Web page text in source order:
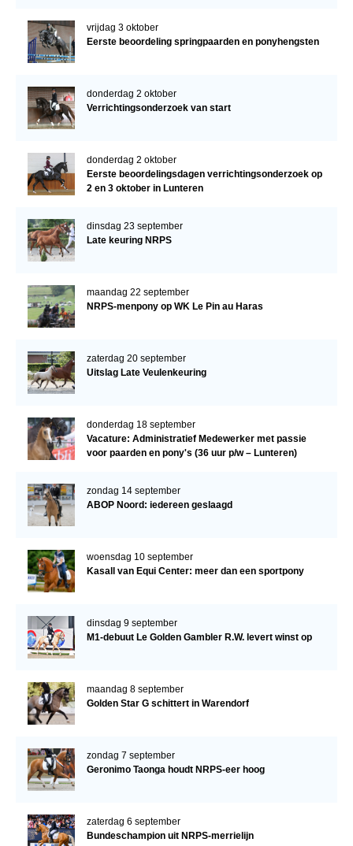
vrijdag 3 oktober
Eerste beoordeling springpaarden en ponyhengsten
donderdag 2 oktober
Verrichtingsonderzoek van start
donderdag 2 oktober
Eerste beoordelingsdagen verrichtingsonderzoek op
2 en 3 oktober in Lunteren
dinsdag 23 september
Late keuring NRPS
maandag 22 september
NRPS-menpony op WK Le Pin au Haras
zaterdag 20 september
Uitslag Late Veulenkeuring
donderdag 18 september
Vacature: Administratief Medewerker met passie
voor paarden en pony's (36 uur p/w – Lunteren)
zondag 14 september
ABOP Noord: iedereen geslaagd
woensdag 10 september
Kasall van Equi Center: meer dan een sportpony
dinsdag 9 september
M1-debuut Le Golden Gambler R.W. levert winst op
maandag 8 september
Golden Star G schittert in Warendorf
zondag 7 september
Geronimo Taonga houdt NRPS-eer hoog
zaterdag 6 september
Bundeschampion uit NRPS-merrielijn